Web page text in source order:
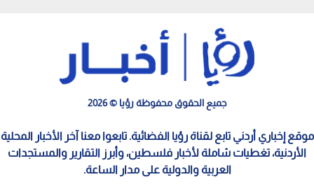
جميع الحقوق محفوظة رؤيا © 2026
موقع إخباري أردني تابع لقناة رؤيا الفضائية. تابعوا معنا آخر الأخبار المحلية
الأردنية، تغطيات شاملة لأخبار فلسطين، وأبرز التقارير والمستجدات
العربية والدولية على مدار الساعة.